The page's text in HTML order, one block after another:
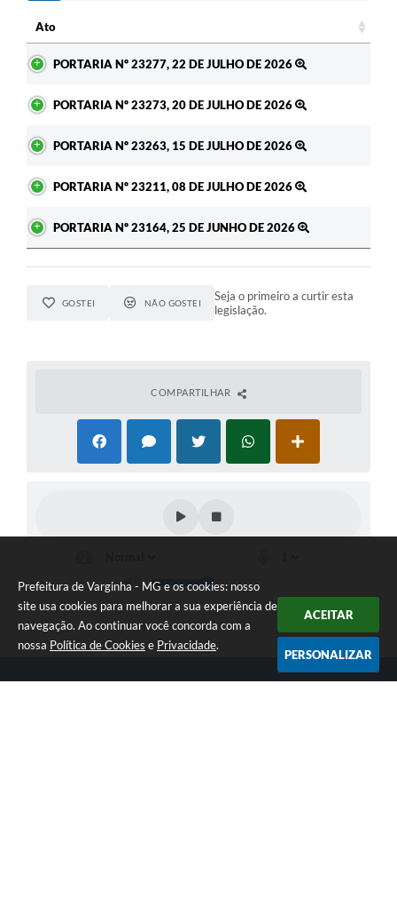
Prefeitura de Varginha - MG e os cookies: nosso
site usa cookies para melhorar a sua experiência de
navegação. Ao continuar você concorda com a
nossa Política de Cookies e Privacidade.
ACEITAR
PERSONALIZAR
Ato
PORTARIA Nº 23277, 22 DE JULHO DE 2026
PORTARIA Nº 23273, 20 DE JULHO DE 2026
PORTARIA Nº 23263, 15 DE JULHO DE 2026
PORTARIA Nº 23211, 08 DE JULHO DE 2026
PORTARIA Nº 23164, 25 DE JUNHO DE 2026
GOSTEI NÃO GOSTEI
Seja o primeiro a curtir esta
legislação.
COMPARTILHAR